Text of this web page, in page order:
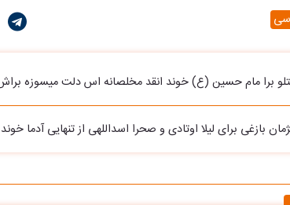
برا مام حسین (ع) خوند انقد مخلصانه اس دلت میسوزه
بازغی برای لیلا اوتادی و صحرا اسداللهی از تنهایی آدما خوند